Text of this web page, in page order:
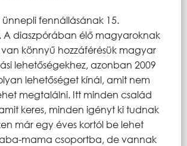
ünnepli fennállásának 15.
A diaszpórában élő magyaroknak
könnyű hozzáférésük magyar
lehetőségekhez, azonban 2009
lehetőséget kínál, amit nem
megtalálni. Itt minden család
keres, minden igényt ki tudnak
már egy éves kortól be lehet
mama csoportba, de vannak